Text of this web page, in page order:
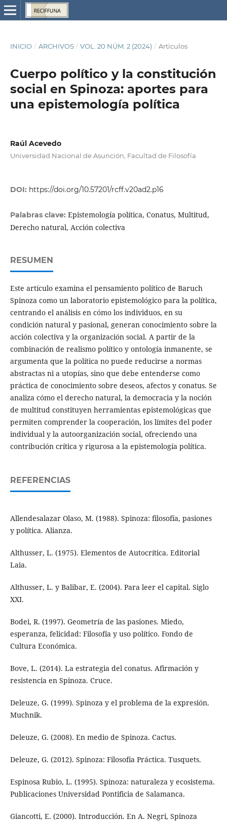
INICIO / ARCHIVOS / VOL. 20 NÚM. 2 (2024) / Artículos
Cuerpo político y la constitución
social en Spinoza: aportes para
una epistemología política
Raúl Acevedo
Universidad Nacional de Asunción, Facultad de Filosofía
DOI: https://doi.org/10.57201/rcff.v20ad2.p16
Palabras clave: Epistemología política, Conatus, Multitud,
Derecho natural, Acción colectiva
RESUMEN
Este artículo examina el pensamiento político de Baruch
Spinoza como un laboratorio epistemológico para la política,
centrando el análisis en cómo los individuos, en su
condición natural y pasional, generan conocimiento sobre la
acción colectiva y la organización social. A partir de la
combinación de realismo político y ontología inmanente, se
argumenta que la política no puede reducirse a normas
abstractas ni a utopías, sino que debe entenderse como
práctica de conocimiento sobre deseos, afectos y conatus. Se
analiza cómo el derecho natural, la democracia y la noción
de multitud constituyen herramientas epistemológicas que
permiten comprender la cooperación, los límites del poder
individual y la autoorganización social, ofreciendo una
contribución crítica y rigurosa a la epistemología política.
REFERENCIAS
Allendesalazar Olaso, M. (1988). Spinoza: filosofía, pasiones
y política. Alianza.
Althusser, L. (1975). Elementos de Autocrítica. Editorial
Laia.
Althusser, L. y Balibar, E. (2004). Para leer el capital. Siglo
XXI.
Bodei, R. (1997). Geometría de las pasiones. Miedo,
esperanza, felicidad: Filosofía y uso político. Fondo de
Cultura Económica.
Bove, L. (2014). La estrategia del conatus. Afirmación y
resistencia en Spinoza. Cruce.
Deleuze, G. (1999). Spinoza y el problema de la expresión.
Muchnik.
Deleuze, G. (2008). En medio de Spinoza. Cactus.
Deleuze, G. (2012). Spinoza: Filosofía Práctica. Tusquets.
Espinosa Rubio, L. (1995). Spinoza: naturaleza y ecosistema.
Publicaciones Universidad Pontificia de Salamanca.
Giancotti, E. (2000). Introducción. En A. Negri, Spinoza